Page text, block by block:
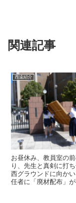
関連記事
西遠紹介
お昼休み、教員室の
り、先生と真剣に打
西グラウンドに向か
任者に「廃材配布」